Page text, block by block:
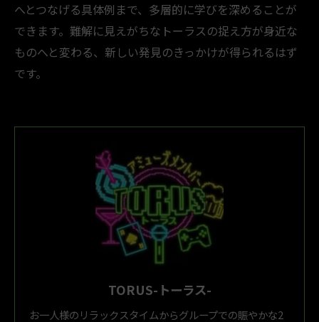
へとつなげる具体例まで、多層的に学びを深めることが
できます。難解に見えがちなトーラスの捉え方が身近な
ものへと変わる、新しい発見のきっかけが得られるはず
です。
TORUS-トーラス-
お一人様のリラックスタイムからグループでの賑やかな2